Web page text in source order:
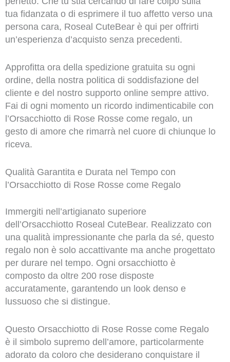
tua fidanzata o di esprimere il tuo affetto verso una
persona cara, Roseal CuteBear è qui per offrirti
un’esperienza d’acquisto senza precedenti.
Approfitta ora della spedizione gratuita su ogni
ordine, della nostra politica di soddisfazione del
cliente e del nostro supporto online sempre attivo.
Fai di ogni momento un ricordo indimenticabile con
l’Orsacchiotto di Rose Rosse come regalo, un
gesto di amore che rimarrà nel cuore di chiunque lo
riceva.
Qualità Garantita e Durata nel Tempo con
l’Orsacchiotto di Rose Rosse come Regalo
Immergiti nell’artigianato superiore
dell’Orsacchiotto Roseal CuteBear. Realizzato con
una qualità impressionante che parla da sé, questo
regalo non è solo accattivante ma anche progettato
per durare nel tempo. Ogni orsacchiotto è
composto da oltre 200 rose disposte
accuratamente, garantendo un look denso e
lussuoso che si distingue.
Questo Orsacchiotto di Rose Rosse come Regalo
è il simbolo supremo dell’amore, particolarmente
adorato da coloro che desiderano conquistare il